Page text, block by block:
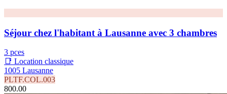
Séjour chez l'habitant à Lausanne avec 3 chambres
3 pces
📑 Location classique
1005 Lausanne
PLTF.COL.003
800.00